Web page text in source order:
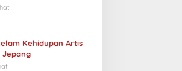
Kehidupan Artis
Jepang